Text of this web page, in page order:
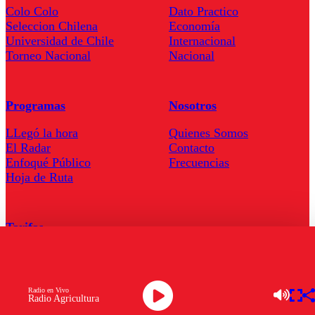
Radio Agricultura
Radio en Vivo
Colo Colo
Seleccion Chilena
Universidad de Chile
Torneo Nacional
Dato Practico
Economía
Internacional
Nacional
Programas
LLegó la hora
El Radar
Enfoqué Público
Hoja de Ruta
Nosotros
Quienes Somos
Contacto
Frecuencias
Tarifas